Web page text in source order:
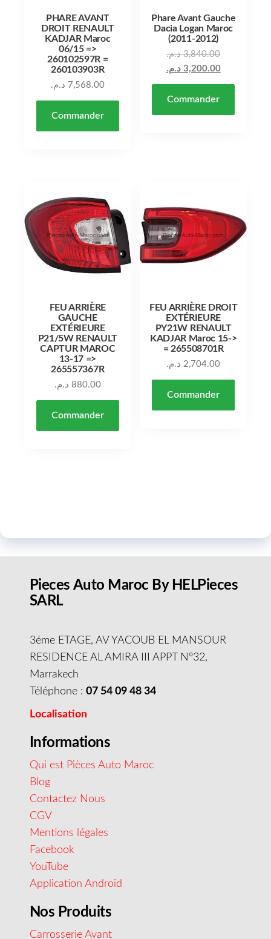
PHARE AVANT
DROIT RENAULT
KADJAR Maroc
06/15 =>
260102597R =
260103903R
7,568.00 د.م.
Commander
Phare Avant Gauche
Dacia Logan Maroc
(2011-2012)
3,840.00 د.م.
3,200.00 د.م.
Commander
FEU ARRIÈRE
GAUCHE
EXTÉRIEURE
P21/5W RENAULT
CAPTUR MAROC
13-17 =>
265557367R
880.00 د.م.
Commander
FEU ARRIÈRE DROIT
EXTÉRIEURE
PY21W RENAULT
KADJAR Maroc 15->
= 265508701R
2,704.00 د.م.
Commander
Pieces Auto Maroc By HELPieces
SARL
3éme ETAGE, AV YACOUB EL MANSOUR
RESIDENCE AL AMIRA III APPT N°32,
Marrakech
Téléphone : 07 54 09 48 34
Localisation
Informations
Qui est Pièces Auto Maroc
Blog
Contactez Nous
CGV
Mentions légales
Facebook
YouTube
Application Android
Nos Produits
Carrosserie Avant